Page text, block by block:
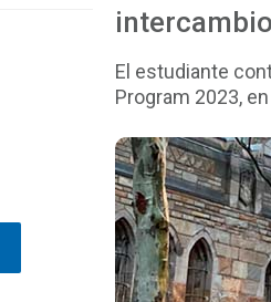
El estudiante
Program 2023,